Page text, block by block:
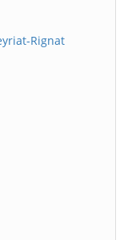
Rignat